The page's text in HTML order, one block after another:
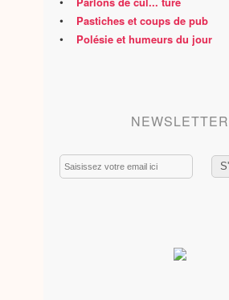
• Pastiches et coups de pub
• Polésie et humeurs du jour
NEWSLETTER
Email